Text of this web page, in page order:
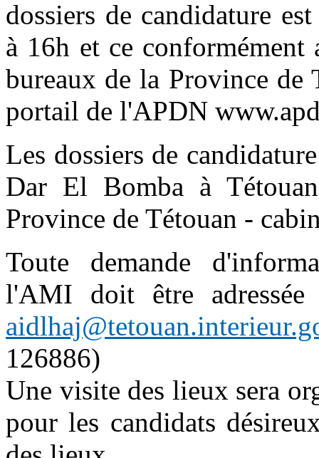
dossiers de candidature
à 16h et ce conformément
bureaux de la Province de
portail de l'APDN
Les dossiers de
Dar El Bomba à
Province de Tétouan -
Toute demande
l'AMI doit être
126886)
Une visite des lieux sera
pour les candidats